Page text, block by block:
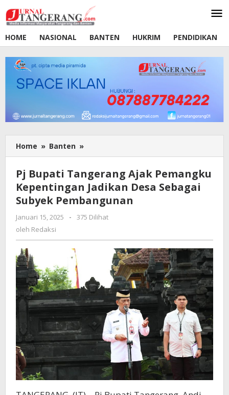
ke
konten
HOME
NASIONAL BANTEN HUKRIM PENDIDIKAN
Home » Banten »
Bupati
Ajak
Pemangku
Kepentingan
Desa
Subyek
Pembangunan
Pj Bupati Tangerang Ajak Pemangku
Kepentingan Jadikan Desa Sebagai
Subyek Pembangunan
Januari 15, 2025
oleh
-
375 Dilihat
oleh Redaksi